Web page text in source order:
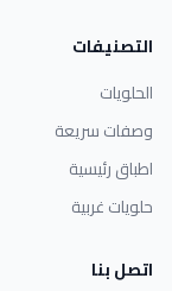
التصنيفات
الحلويات
وصفات سريعة
اطباق رئيسية
حلويات غربية
اتصل بنا